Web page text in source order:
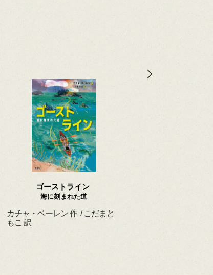
ゴーストライン
海に刻まれた道
カチャ・ベーレン 作 / こだまと
もこ 訳